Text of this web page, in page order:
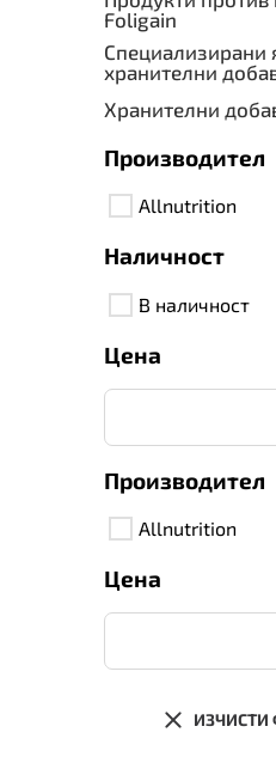
Foligain
Специализирани
хранителни
Хранителни
Производител
Allnutrition
Наличност
В наличност
Цена
Производител
Allnutrition
Цена
ИЗЧИСТИ